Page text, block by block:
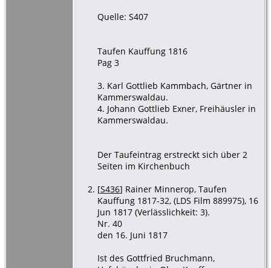
Quelle: S407
Taufen Kauffung 1816
Pag 3
3. Karl Gottlieb Kammbach, Gärtner in
Kammerswaldau.
4. Johann Gottlieb Exner, Freihäusler in
Kammerswaldau.
Der Taufeintrag erstreckt sich über 2
Seiten im Kirchenbuch
[S436] Rainer Minnerop, Taufen
Kauffung 1817-32, (LDS Film 889975), 16
Jun 1817 (Verlässlichkeit: 3).
Nr. 40
den 16. Juni 1817
Ist des Gottfried Bruchmann,